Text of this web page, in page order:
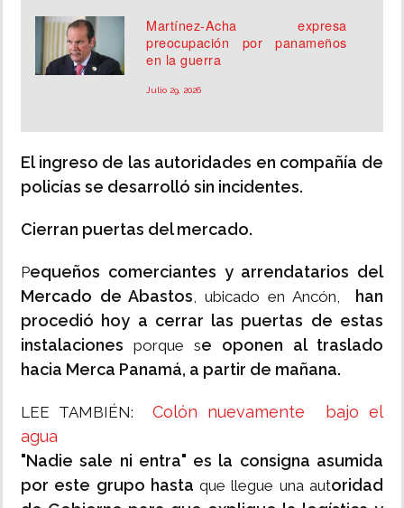
Martínez-Acha expresa
preocupación por panameños
en la guerra
Julio 29, 2026
El ingreso de las autoridades en compañía de
policías se desarrolló sin incidentes.
Cierran puertas del mercado.
Pequeños comerciantes y arrendatarios del
Mercado de Abastos, ubicado en Ancón,
han
procedió hoy a cerrar las puertas de estas
instalaciones porque se oponen al traslado
hacia Merca Panamá, a partir de mañana.
LEE TAMBIÉN: Colón nuevamente bajo el
agua
"Nadie sale ni entra" es la consigna asumida
por este grupo hasta que llegue una autoridad